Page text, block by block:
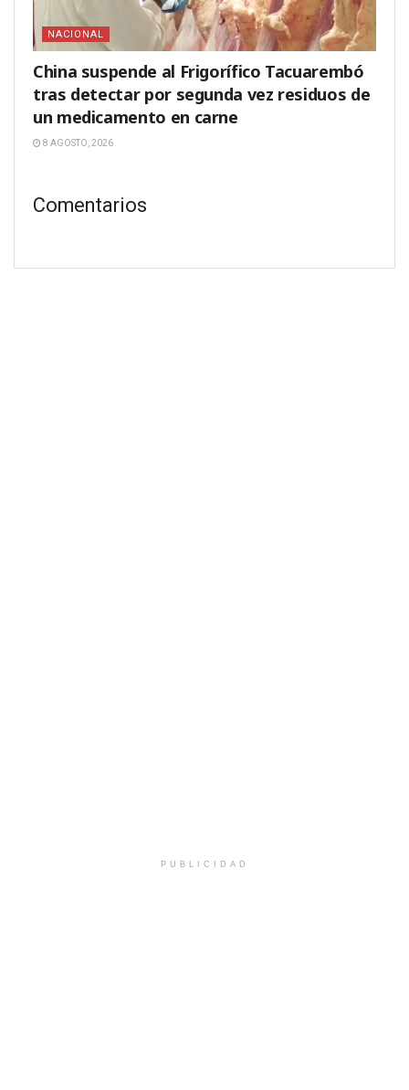
NACIONAL
China suspende al Frigorífico Tacuarembó
tras detectar por segunda vez residuos de
un medicamento en carne
8 AGOSTO, 2026
Comentarios
PUBLICIDAD